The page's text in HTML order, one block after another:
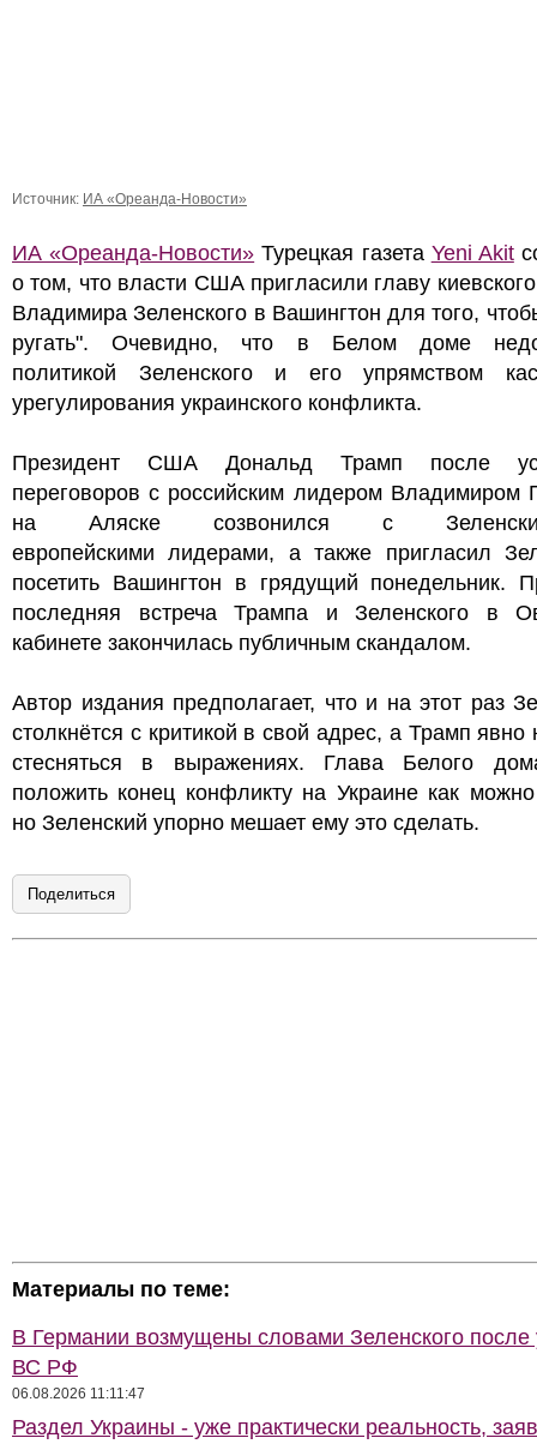
Источник: ИА «Ореанда-Новости»
ИА «Ореанда-Новости» Турецкая газета Yeni Akit
о том, что власти США пригласили главу
Владимира Зеленского в Вашингтон для того,
ругать". Очевидно, что в Белом доме
политикой Зеленского и его упрямством
урегулирования украинского конфликта.
Президент США Дональд Трамп после
переговоров с российским лидером Владимиром
на Аляске созвонился с
европейскими лидерами, а также пригласил
посетить Вашингтон в грядущий понедельник.
последняя встреча Трампа и Зеленского в
кабинете закончилась публичным скандалом.
Автор издания предполагает, что и на этот раз
столкнётся с критикой в свой адрес, а Трамп явно
стесняться в выражениях. Глава Белого
положить конец конфликту на Украине как
но Зеленский упорно мешает ему это сделать.
Поделиться
Материалы по теме:
В Германии возмущены словами Зеленского после
ВС РФ
06.08.2026 11:11:47
Раздел Украины - уже практически реальность,